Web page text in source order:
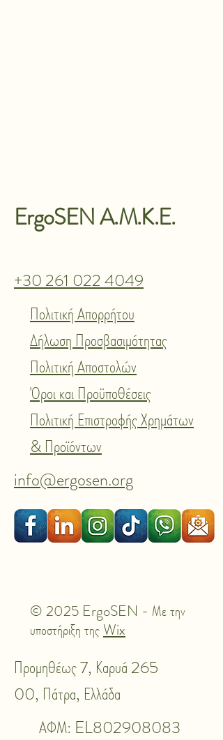
ErgoSEN A.M.K.E.
+30 261 022 4049
Πολιτική Απορρήτου
Δήλωση Προσβασιμότητας
Πολιτική Αποστολών
Όροι και Προϋποθέσεις
Πολιτική Επιστροφής Χρημάτων
& Προϊόντων
info@ergosen.org
© 2025 ErgoSEN - Με την
υποστήριξη της Wix
Προμηθέως 7, Καρυά 265
00, Πάτρα, Ελλάδα
ΑΦΜ: EL802908083